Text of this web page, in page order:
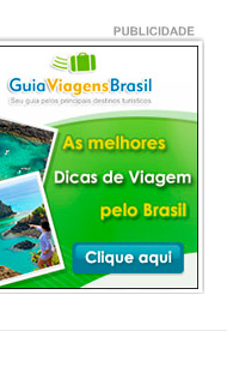
em Florianópolis
Florianópolis é um dos destinos mais
desejados dos último...
Veja mais...
Garopaba e Região com
Crianças
Garopaba é um município de Santa
Catarina a 80 quilômetro...
Veja mais...
Litoral de Santa Catarina